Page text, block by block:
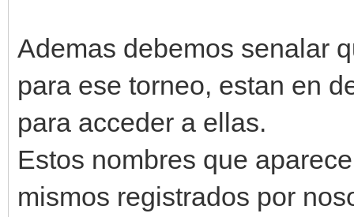
Ademas debemos senalar
para ese torneo, estan en
para acceder a ellas.
Estos nombres que
mismos registrados por